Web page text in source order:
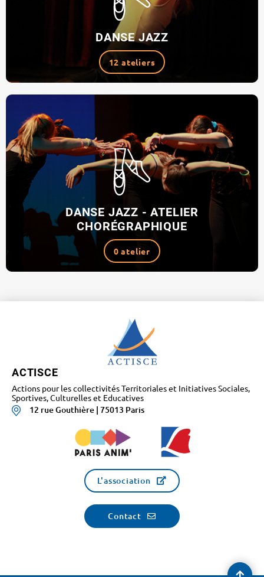
DANSE JAZZ
12 ateliers
DANSE JAZZ - ATELIER
CHORÉGRAPHIQUE
0 atelier
ACTISCE
Actions pour les collectivités Territoriales et Initiatives Sociales,
Sportives, Culturelles et Educatives
12 rue Gouthière | 75013 Paris
L'association
Contact